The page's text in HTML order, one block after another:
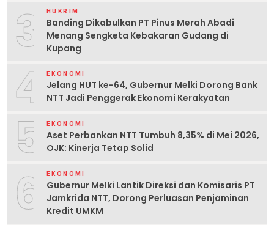
3 HUKRIM
Banding Dikabulkan PT Pinus Merah Abadi
Menang Sengketa Kebakaran Gudang di
Kupang
4 EKONOMI
Jelang HUT ke-64, Gubernur Melki Dorong Bank
NTT Jadi Penggerak Ekonomi Kerakyatan
5 EKONOMI
Aset Perbankan NTT Tumbuh 8,35% di Mei 2026,
OJK: Kinerja Tetap Solid
6 EKONOMI
Gubernur Melki Lantik Direksi dan Komisaris PT
Jamkrida NTT, Dorong Perluasan Penjaminan
Kredit UMKM